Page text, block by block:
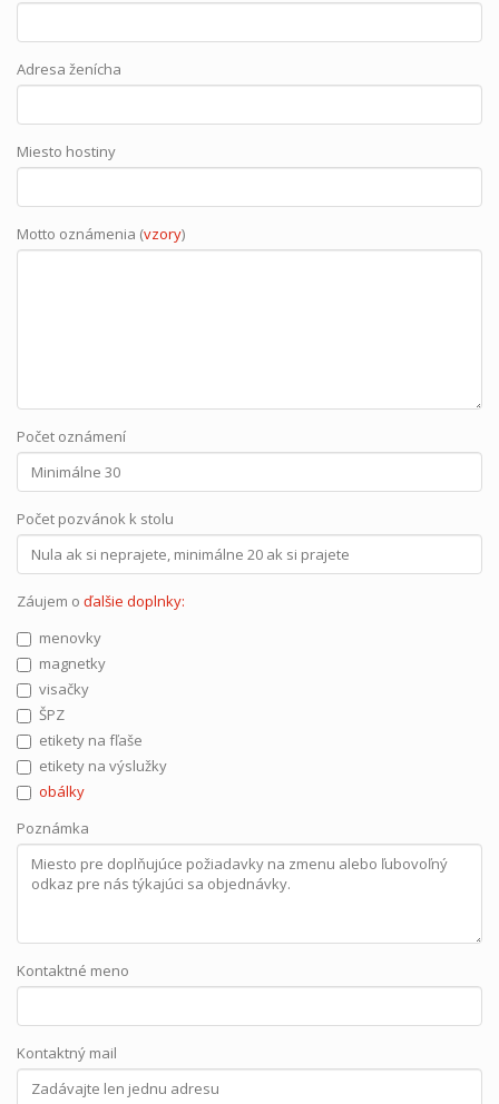
Adresa ženícha
Miesto hostiny
Motto oznámenia (vzory)
Počet oznámení
Počet pozvánok k stolu
Záujem o ďalšie doplnky:
menovky
magnetky
visačky
ŠPZ
etikety na fľaše
etikety na výslužky
obálky
Poznámka
Kontaktné meno
Kontaktný mail